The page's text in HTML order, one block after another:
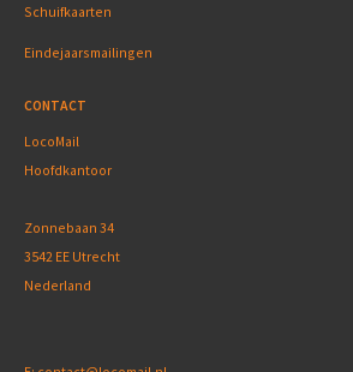
Schuifkaarten
Eindejaarsmailingen
CONTACT
LocoMail
Hoofdkantoor
Zonnebaan 34
3542 EE Utrecht
Nederland